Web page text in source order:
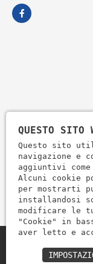
Zem Marmi P.I.
QUESTO
Questo sito
navigazione e
aggiuntivi
Alcuni cookie
per mostrarti
installandosi
modificare le
"Cookie" in
aver letto e